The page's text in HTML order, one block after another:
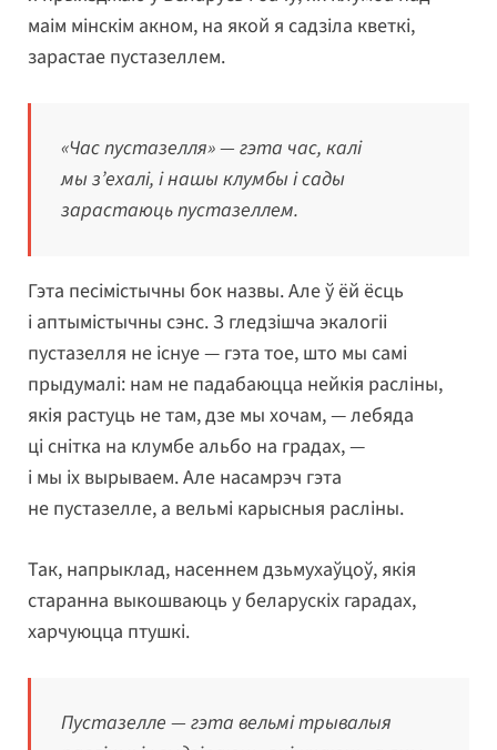
маім мінскім акном, на якой я садзіла кветкі,
зарастае пустазеллем.
«Час пустазелля» — гэта час, калі
мы з’ехалі, і нашы клумбы і сады
зарастаюць пустазеллем.
Гэта песімістычны бок назвы. Але ў ёй ёсць
і аптымістычны сэнс. З гледзішча экалогіі
пустазелля не існуе — гэта тое, што мы самі
прыдумалі: нам не падабаюцца нейкія расліны,
якія растуць не там, дзе мы хочам, — лебяда
ці снітка на клумбе альбо на градах, —
і мы іх вырываем. Але насамрэч гэта
не пустазелле, а вельмі карысныя расліны.
Так, напрыклад, насеннем дзьмухаўцоў, якія
старанна выкошваюць у беларускіх гарадах,
харчуюцца птушкі.
Пустазелле — гэта вельмі трывалыя